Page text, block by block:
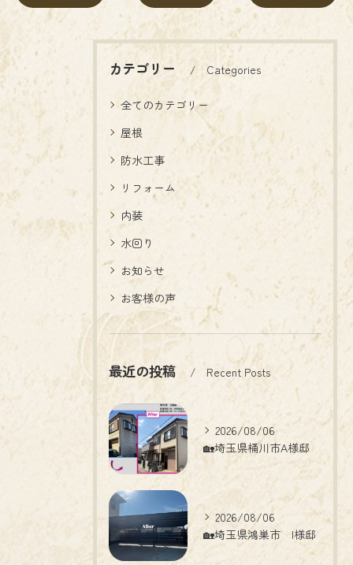
カテゴリー Categories
全てのカテゴリー
屋根
防水工事
リフォーム
内装
水回り
お知らせ
お客様の声
最近の投稿 Recent Posts
2026/08/06
🏡埼玉県桶川市A様邸
2026/08/06
🏡埼玉県鴻巣市 I様邸